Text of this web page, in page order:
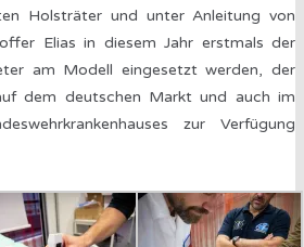
Holsträter und unter Anleitung von
Elias in diesem Jahr erstmals der
am Modell eingesetzt werden, der
dem deutschen Markt und auch im
zur Verfügung